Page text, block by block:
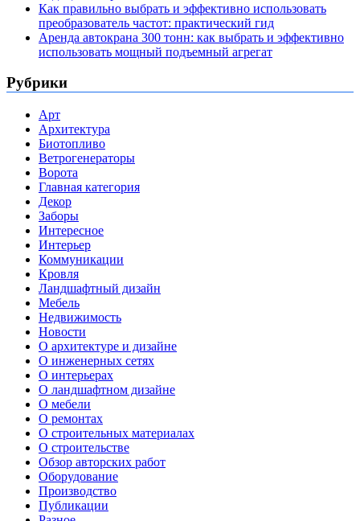
Как правильно выбрать и эффективно использовать
преобразователь частот: практический гид
Аренда автокрана 300 тонн: как выбрать и эффективно
использовать мощный подъемный агрегат
Рубрики
Арт
Архитектура
Биотопливо
Ветрогенераторы
Ворота
Главная категория
Декор
Заборы
Интересное
Интерьер
Коммуникации
Кровля
Ландшафтный дизайн
Мебель
Недвижимость
Новости
О архитектуре и дизайне
О инженерных сетях
О интерьерах
О ландшафтном дизайне
О мебели
О ремонтах
О строительных материалах
О строительстве
Обзор авторских работ
Оборудование
Производство
Публикации